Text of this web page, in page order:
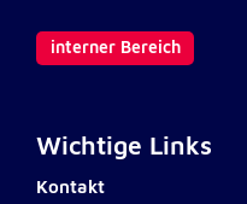
interner Bereich
Wichtige Links
Kontakt
Cookie Laufzeit: